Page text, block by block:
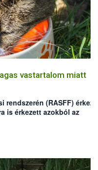
vastartalom miatt
rendszerén (RASFF)
is érkezett azokból az
magas vastartalmat